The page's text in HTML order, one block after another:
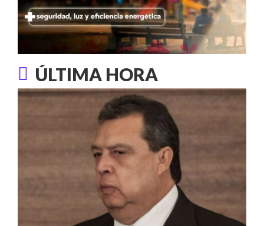
ÚLTIMA HORA